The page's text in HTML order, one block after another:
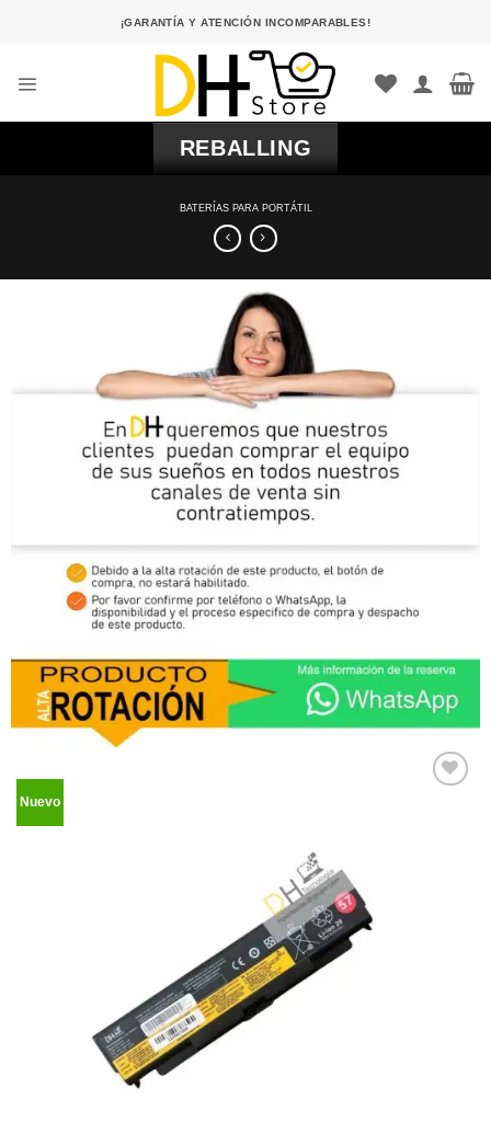
¡GARANTÍA Y ATENCIÓN INCOMPARABLES!
REBALLING
BATERÍAS PARA PORTÁTIL
Nuevo